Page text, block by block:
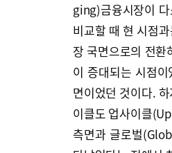
ging)금융시장이
비교할 때 현 시점
장 국면으로의 전
이 증대되는 시점
면이었던 것이다.
이클도 업사이클
측면과 글로벌